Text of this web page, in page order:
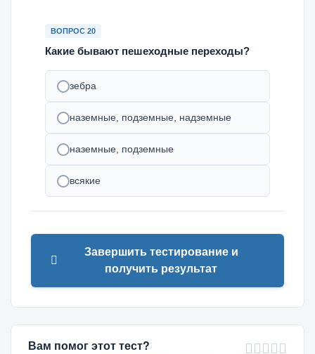
ВОПРОС 20
Какие бывают пешеходные переходы?
зебра
наземные, подземные, надземные
наземные, подземные
всякие
Завершить тестирование и
получить результат
Вам помог этот тест?